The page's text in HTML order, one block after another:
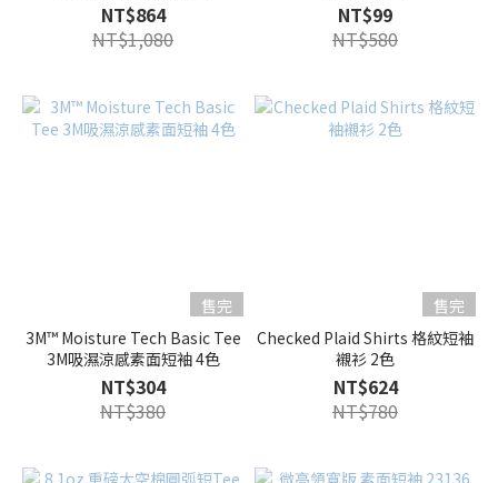
NT$864
NT$1,080
NT$99
NT$580
售完
3M™ Moisture Tech Basic Tee
3M吸濕涼感素面短袖 4色
NT$304
NT$380
售完
Checked Plaid Shirts 格紋短袖
襯衫 2色
NT$624
NT$780